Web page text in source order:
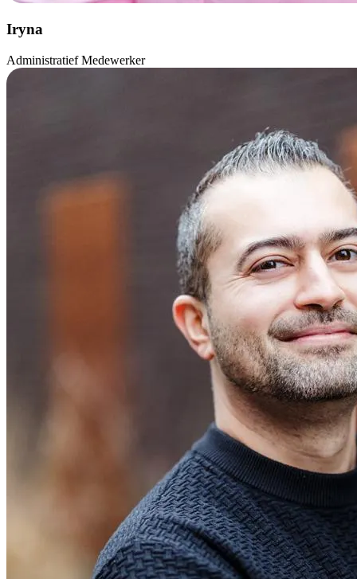
Iryna
Administratief Medewerker